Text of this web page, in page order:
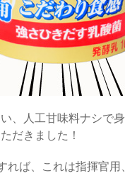
、人工甘味料ナシで
だきました！
れば、これは指揮官